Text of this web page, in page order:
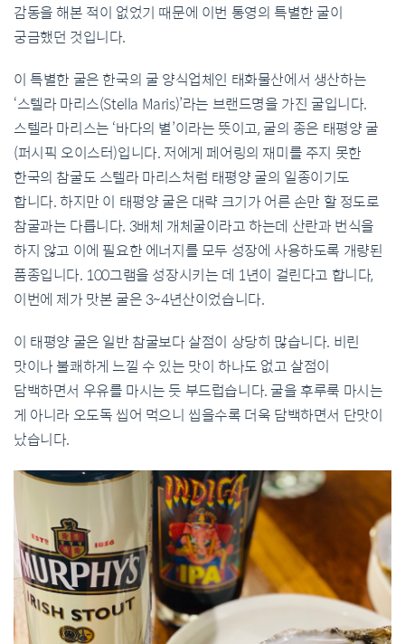
감동을 해본 적이 없었기 때문에 이번 통영의 특별한 굴이
궁금했던 것입니다.
이 특별한 굴은 한국의 굴 양식업체인 태화물산에서 생산하는
‘스텔라 마리스(Stella Maris)’라는 브랜드명을 가진 굴입니다.
스텔라 마리스는 ‘바다의 별’이라는 뜻이고, 굴의 종은 태평양 굴
(퍼시픽 오이스터)입니다. 저에게 페어링의 재미를 주지 못한
한국의 참굴도 스텔라 마리스처럼 태평양 굴의 일종이기도
합니다. 하지만 이 태평양 굴은 대략 크기가 어른 손만 할 정도로
참굴과는 다릅니다. 3배체 개체굴이라고 하는데 산란과 번식을
하지 않고 이에 필요한 에너지를 모두 성장에 사용하도록 개량된
품종입니다. 100그램을 성장시키는 데 1년이 걸린다고 합니다,
이번에 제가 맛본 굴은 3~4년산이었습니다.
이 태평양 굴은 일반 참굴보다 살점이 상당히 많습니다. 비린
맛이나 불쾌하게 느낄 수 있는 맛이 하나도 없고 살점이
담백하면서 우유를 마시는 듯 부드럽습니다. 굴을 후루룩 마시는
게 아니라 오도독 씹어 먹으니 씹을수록 더욱 담백하면서 단맛이
났습니다.